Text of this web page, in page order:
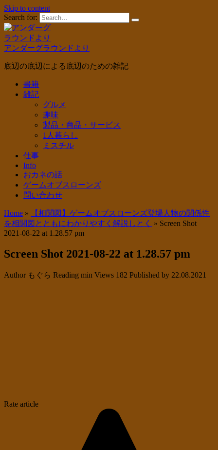
Skip to content
Search for:
アンダーグラウンドより
底辺の底辺による底辺のための雑記
書籍
雑記
グルメ
趣味
製品・商品・サービス
1人暮らし
ミスチル
仕事
Info
おカネの話
ゲームオブスローンズ
問い合わせ
Home »
【相関図】ゲームオブスローンズ登場人物の関係性
を相関図とともにわかりやすく解説しとく
» Screen Shot
2021-08-22 at 1.28.57 pm
Screen Shot 2021-08-22 at 1.28.57 pm
Authorもぐら Reading min Views 182 Published by 22.08.2021
Rate article